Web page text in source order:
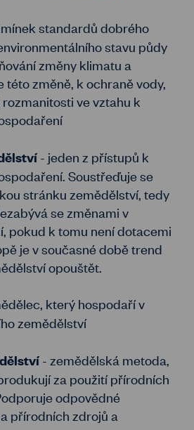
standardů dobrého
stavu půdy
změny klimatu a
této změně, k ochraně vody,
ve vztahu k
- jeden z přístupů k
Soustřeďuje se
stránku zemědělství, tedy
se změnami v
pokud k tomu není dotacemi
je v současné době trend
opouštět.
který hospodaří v
zemědělství
- zemědělská metoda,
za použití přírodních
odpovědné
přírodních zdrojů a